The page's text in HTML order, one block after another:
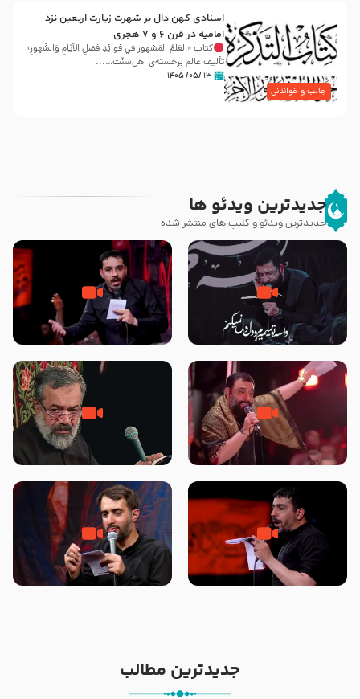
جالب و خواندنی
اسنادی کهن دال بر شهرت زیارت اربعین نزد
امامیه در قرن ۶ و ۷ هجری
کتاب «العَلَمُ المَشهور في فَوائِدِ فَضلِ الأيّامِ وَالشُّهورِ»
تألیف عالم برجسته‌ی اهل‌سنّت…...
۱۳ /۰۵/ ۱۴۰۵
جدیدترین ویدئو ها
جدیدترین ویدئو و کلیپ های منتشر شده
مصداق کربلا – حاج حسین سیب
سرخی
شور ، حسینا! به‌ حق زهرا «أُنْظُرْ
إِلَینا» – عزاداری شب هفتم ماه
جانا جانا ابی عبدالله – کربلایی جواد
مقدم – شب هشتم محرم 1448 –
مادر منم مثل تو خمیدم – حاج
محمود کریمی – شهادت حضرت
هیئت رایة العباس علیه السلام
تک ، عبّاس، صاحب دل‌هاست –
حاج حنیف طاهری – عزاداری شب
من غلام نوکراتم من عاشق کربلاتم
– شور زمینه – شب هفتم – محرم
جدیدترین مطالب